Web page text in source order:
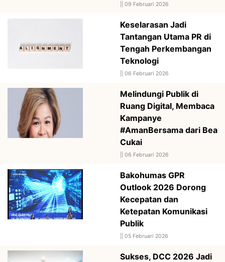
09 Februari 2026
Keselarasan Jadi
Tantangan Utama PR di
Tengah Perkembangan
Teknologi
06 Februari 2026
Melindungi Publik di
Ruang Digital, Membaca
Kampanye
#AmanBersama dari Bea
Cukai
06 Februari 2026
Bakohumas GPR
Outlook 2026 Dorong
Kecepatan dan
Ketepatan Komunikasi
Publik
05 Februari 2026
Sukses, DCC 2026 Jadi